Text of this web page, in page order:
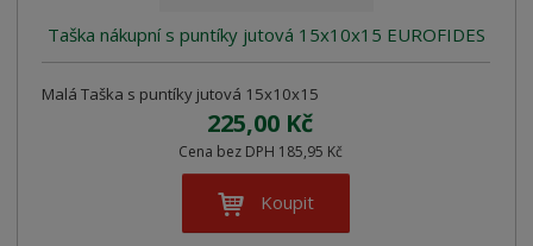
Taška nákupní s puntíky jutová 15x10x15 EUROFIDES
Malá Taška s puntíky jutová 15x10x15
225,00 Kč
Cena bez DPH 185,95 Kč
Koupit